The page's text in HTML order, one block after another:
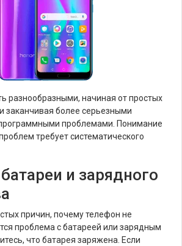
разнообразными, начиная от простых
заканчивая более серьезными
проблемами. Понимание
требует систематического
и зарядного
причин, почему телефон не
проблема с батареей или зарядным
что батарея заряжена. Если